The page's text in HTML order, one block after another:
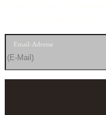
Email-Adresse